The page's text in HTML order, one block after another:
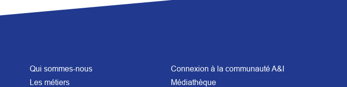
Qui sommes-nous
Les métiers
Connexion à la communauté A&I
Médiathèque